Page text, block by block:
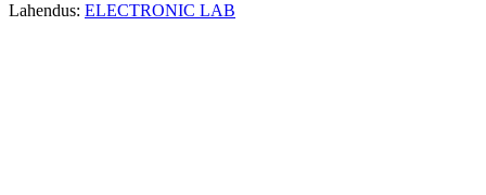
Lahendus: ELECTRONIC LAB